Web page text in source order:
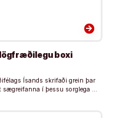
arrow_forward
boxi
Ísands skrifaði grein þar
sægreifanna í þessu sorglega …